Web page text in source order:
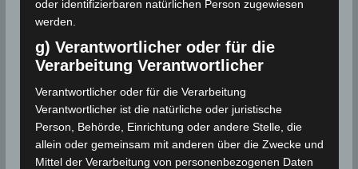
oder identifizierbaren natürlichen Person zugewiesen
werden.
g) Verantwortlicher oder für die
Verarbeitung Verantwortlicher
Verantwortlicher oder für die Verarbeitung
Verantwortlicher ist die natürliche oder juristische
Person, Behörde, Einrichtung oder andere Stelle, die
allein oder gemeinsam mit anderen über die Zwecke und
Mittel der Verarbeitung von personenbezogenen Daten